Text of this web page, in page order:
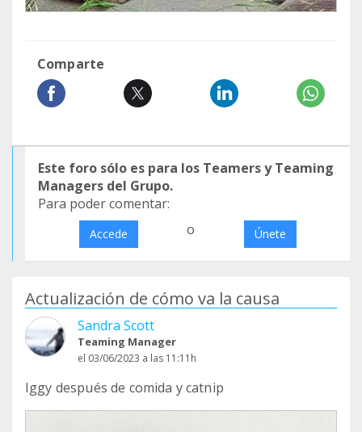
Comparte
Este foro sólo es para los Teamers y Teaming
Managers del Grupo.
Para poder comentar:
Accede o Únete
Actualización de cómo va la causa
Sandra Scott
Teaming Manager
el 03/06/2023 a las 11:11h
Iggy después de comida y catnip